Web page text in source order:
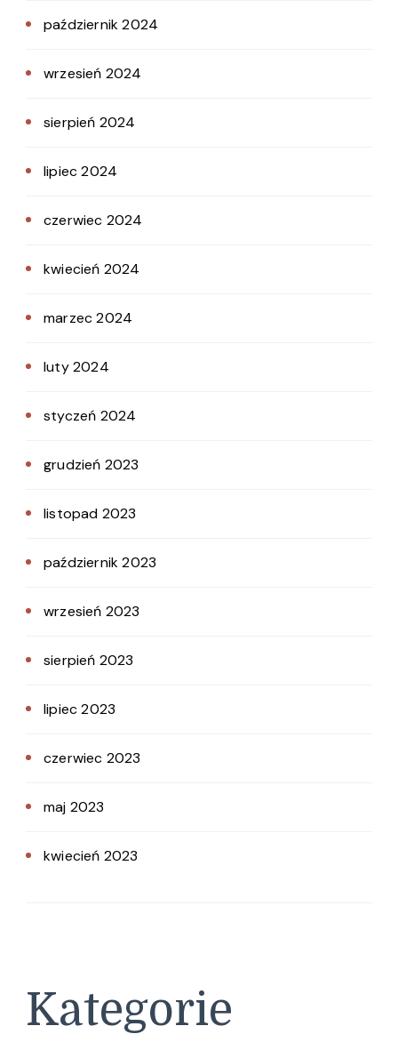
październik 2024
wrzesień 2024
sierpień 2024
lipiec 2024
czerwiec 2024
kwiecień 2024
marzec 2024
luty 2024
styczeń 2024
grudzień 2023
listopad 2023
październik 2023
wrzesień 2023
sierpień 2023
lipiec 2023
czerwiec 2023
maj 2023
kwiecień 2023
Kategorie